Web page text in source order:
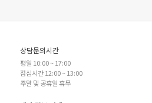
상담문의시간
평일 10:00 ~ 17:00
점심시간 12:00 ~ 13:00
주말 및 공휴일 휴무